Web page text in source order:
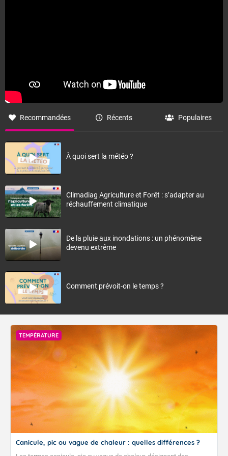
Recommandées Récents Populaires
À quoi sert la météo ?
Climadiag Agriculture et Forêt : s’adapter au
réchauffement climatique
De la pluie aux inondations : un phénomène
devenu extrême
Comment prévoit-on le temps ?
TEMPÉRATURE
Canicule, pic ou vague de chaleur : quelles différences ?